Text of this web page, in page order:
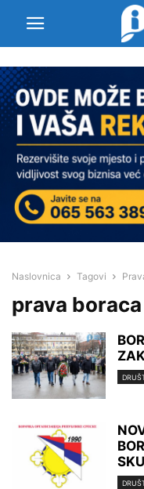
Naslovnica Tagovi
prava boraca